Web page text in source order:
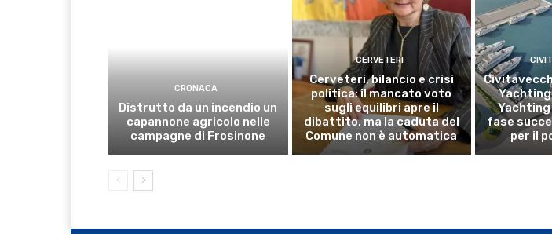
CRONACA
Distrutto da un incendio un
capannone agricolo nelle
campagne di Frosinone
CERVETERI
Cerveteri, bilancio e crisi
politica: il mancato voto
sugli equilibri apre il
dibattito, ma la caduta del
Comune non è automatica
Yachting
fase
per il